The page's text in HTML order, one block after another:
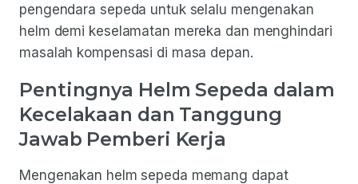
pengendara sepeda untuk selalu mengenakan
helm demi keselamatan mereka dan menghindari
masalah kompensasi di masa depan.
Pentingnya Helm Sepeda dalam
Kecelakaan dan Tanggung
Jawab Pemberi Kerja
Mengenakan helm sepeda memang dapat